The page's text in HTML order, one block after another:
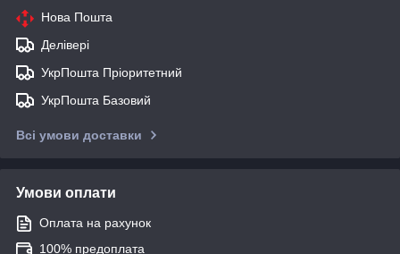
Нова Пошта
Делівері
УкрПошта Пріоритетний
УкрПошта Базовий
Всі умови доставки
Умови оплати
Оплата на рахунок
100% предоплата